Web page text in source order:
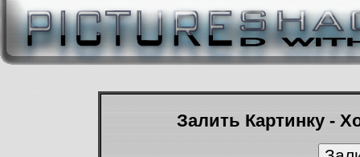
Залить Картинку -